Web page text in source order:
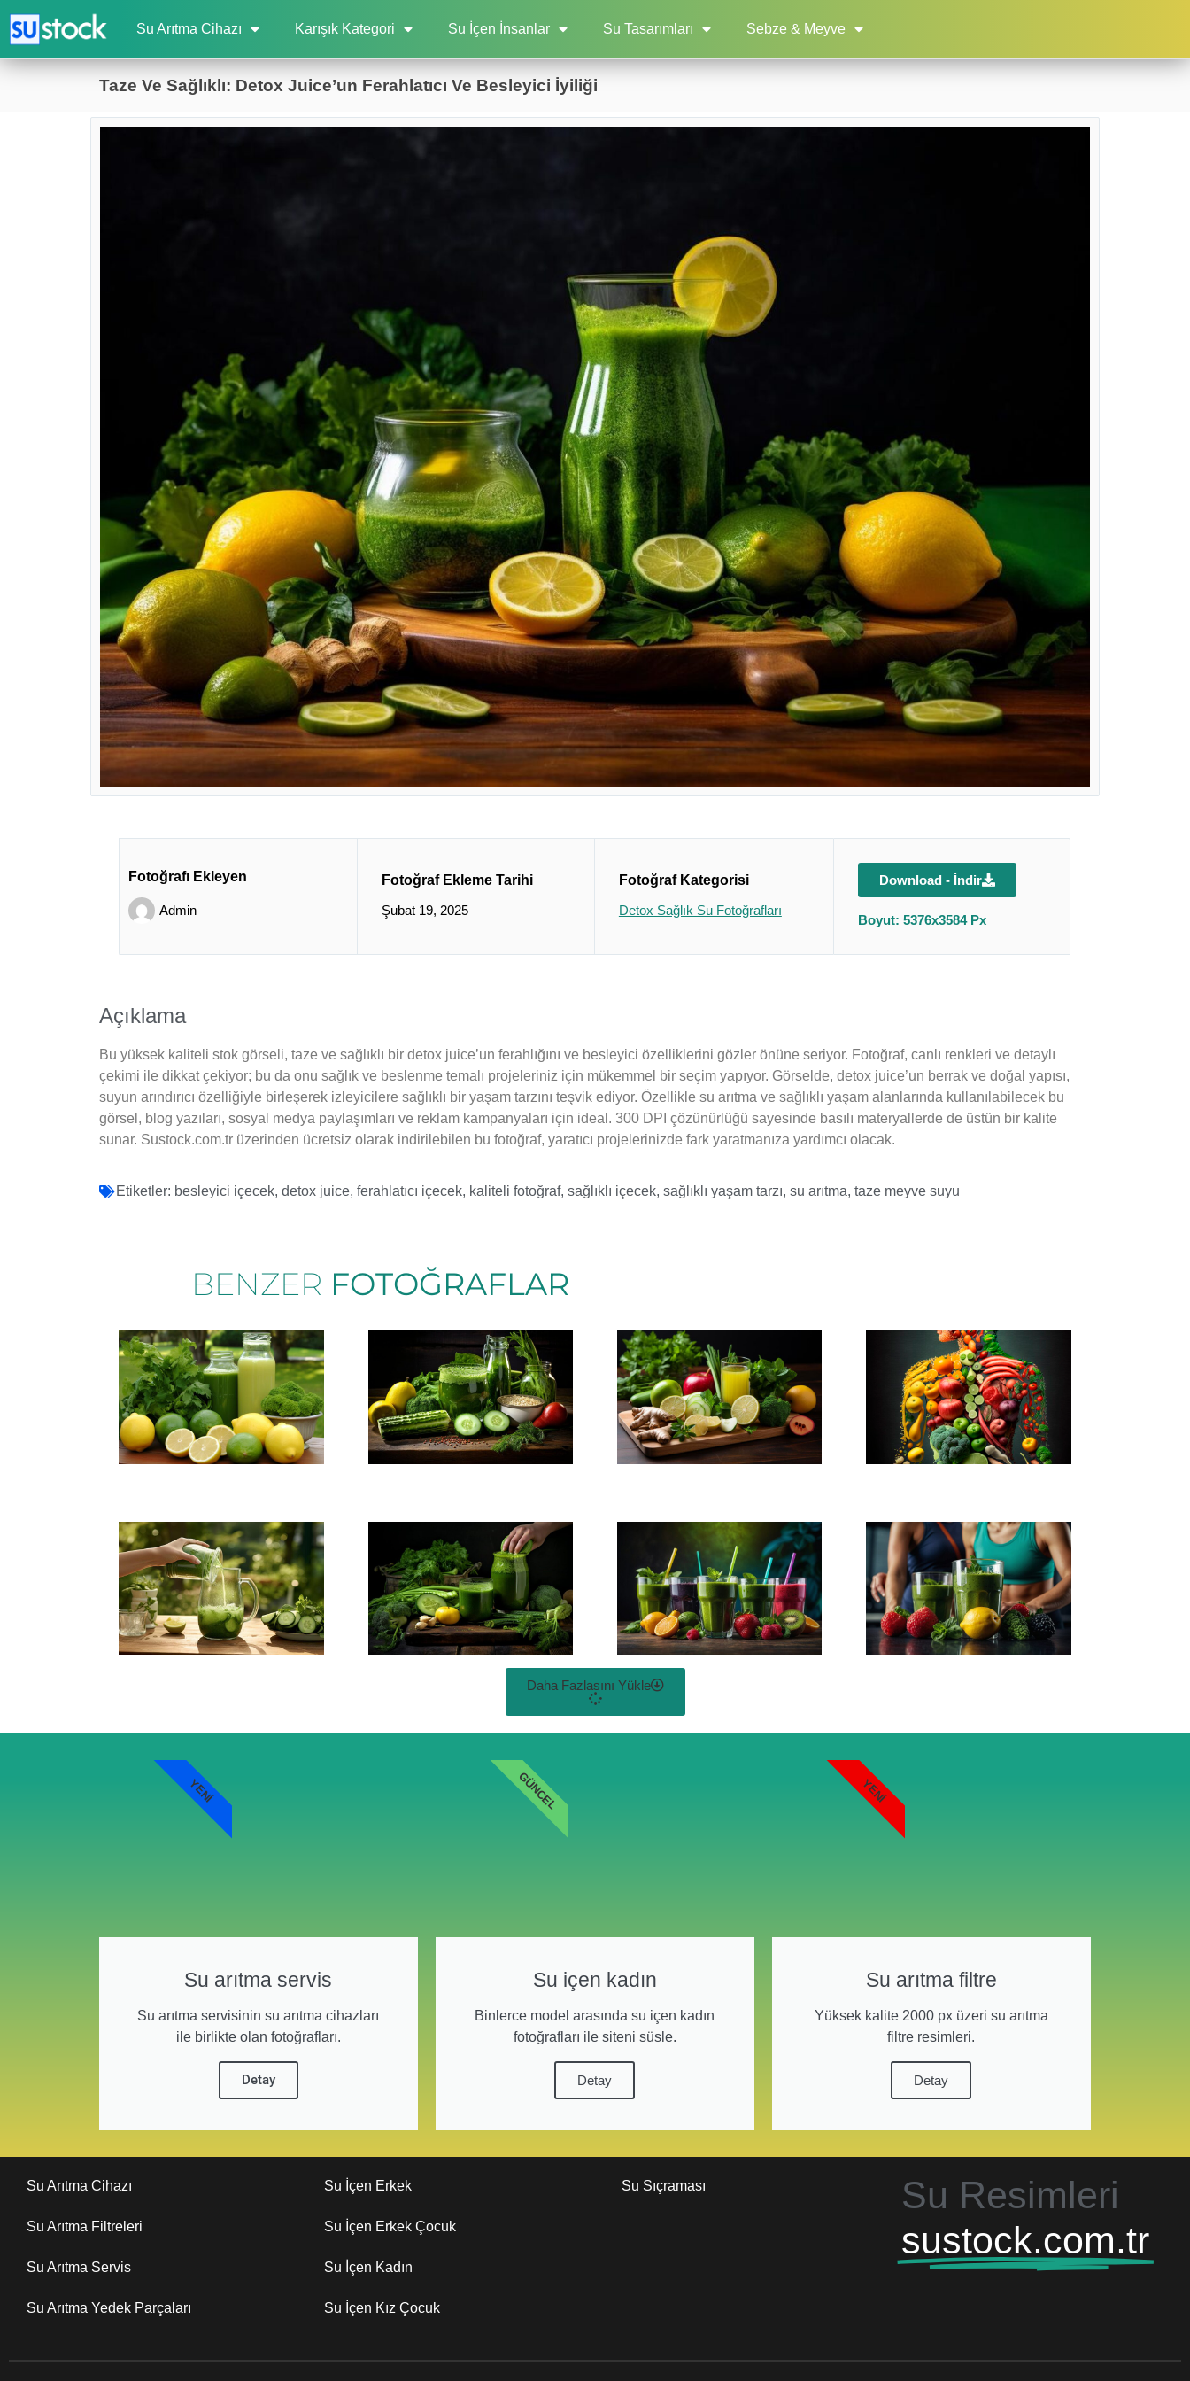
Su Arıtma Cihazı Karışık Kategori Su İçen İnsanlar Su Tasarımları Sebze & Meyve
Taze Ve Sağlıklı: Detox Juice’un Ferahlatıcı Ve Besleyici İyiliği
Fotoğrafı Ekleyen
Admin
Fotoğraf Ekleme Tarihi
Şubat 19, 2025
Fotoğraf Kategorisi
Detox Sağlık Su Fotoğrafları
Download - İndir
Boyut: 5376x3584 Px
Açıklama
Bu yüksek kaliteli stok görseli, taze ve sağlıklı bir detox juice’un ferahlığını ve besleyici özelliklerini gözler önüne seriyor. Fotoğraf, canlı renkleri ve detaylı
çekimi ile dikkat çekiyor; bu da onu sağlık ve beslenme temalı projeleriniz için mükemmel bir seçim yapıyor. Görselde, detox juice’un berrak ve doğal yapısı,
suyun arındırıcı özelliğiyle birleşerek izleyicilere sağlıklı bir yaşam tarzını teşvik ediyor. Özellikle su arıtma ve sağlıklı yaşam alanlarında kullanılabilecek bu
görsel, blog yazıları, sosyal medya paylaşımları ve reklam kampanyaları için ideal. 300 DPI çözünürlüğü sayesinde basılı materyallerde de üstün bir kalite
sunar. Sustock.com.tr üzerinden ücretsiz olarak indirilebilen bu fotoğraf, yaratıcı projelerinizde fark yaratmanıza yardımcı olacak.
Etiketler: besleyici içecek, detox juice, ferahlatıcı içecek, kaliteli fotoğraf, sağlıklı içecek, sağlıklı yaşam tarzı, su arıtma, taze meyve suyu
BENZER FOTOĞRAFLAR
Daha Fazlasını Yükle
Su arıtma servis
Su arıtma servisinin su arıtma cihazları
ile birlikte olan fotoğrafları.
Detay
YENI
Su içen kadın
Binlerce model arasında su içen kadın
fotoğrafları ile siteni süsle.
Detay
GÜNCEL
Su arıtma filtre
Yüksek kalite 2000 px üzeri su arıtma
filtre resimleri.
Detay
YENI
Su Arıtma Cihazı
Su Arıtma Filtreleri
Su Arıtma Servis
Su Arıtma Yedek Parçaları
Su İçen Erkek
Su İçen Erkek Çocuk
Su İçen Kadın
Su İçen Kız Çocuk
Su Sıçraması
Su Resimleri
sustock.com.tr